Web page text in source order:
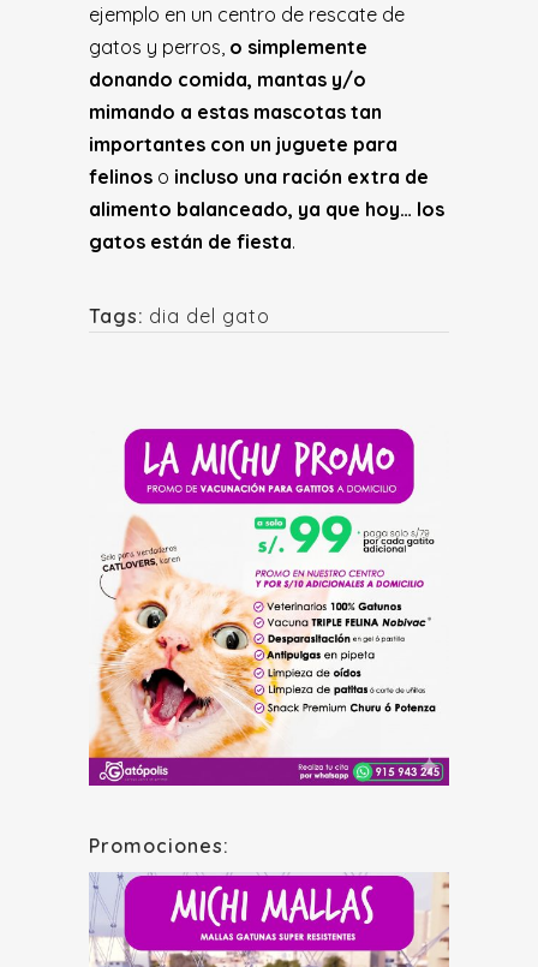
ejemplo en un centro de rescate de
gatos y perros, o simplemente
donando comida, mantas y/o
mimando a estas mascotas tan
importantes con un juguete para
felinos o incluso una ración extra de
alimento balanceado, ya que hoy… los
gatos están de fiesta.
Tags: dia del gato
Promociones: